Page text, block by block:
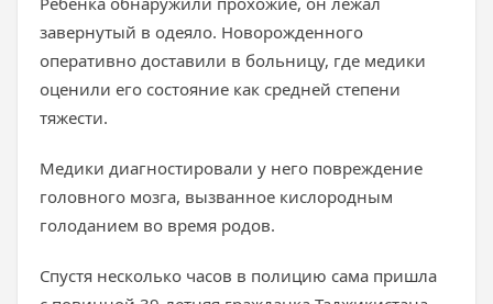
завернутый в одеяло. Новорожденного
оперативно доставили в больницу, где медики
оценили его состояние как средней степени
тяжести.
Медики диагностировали у него повреждение
головного мозга, вызванное кислородным
голоданием во время родов.
Спустя несколько часов в полицию сама пришла